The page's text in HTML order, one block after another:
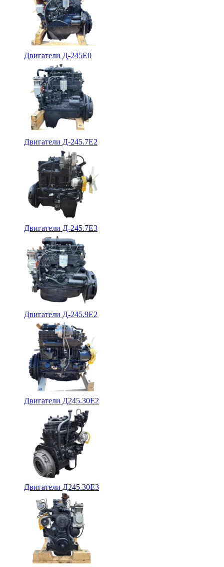
Двигатели Д-245Е0
Двигатели Д-245.7Е2
Двигатели Д-245.7Е3
Двигатели Д-245.9Е2
Двигатели Д245.30Е2
Двигатели Д245.30Е3